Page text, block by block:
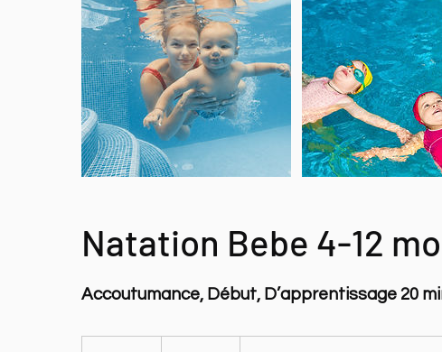
Natation Bebe 4-12
Accoutumance, Début, D’apprentissage 20